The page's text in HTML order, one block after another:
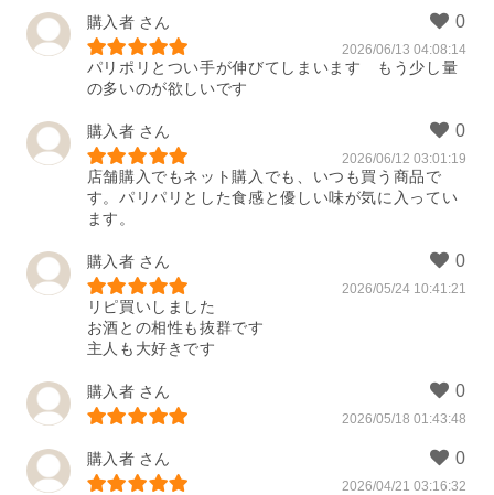
購入者
2026/06/13 04:08:14
パリポリとつい手が伸びてしまいます　もう少し量
の多いのが欲しいです
購入者
2026/06/12 03:01:19
店舗購入でもネット購入でも、いつも買う商品で
す。パリパリとした食感と優しい味が気に入ってい
ます。
購入者
2026/05/24 10:41:21
リピ買いしました
お酒との相性も抜群です
購入者
2026/05/18 01:43:48
購入者
2026/04/21 03:16:32